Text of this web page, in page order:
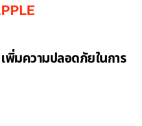
พิ่มความปลอดภัยในการ